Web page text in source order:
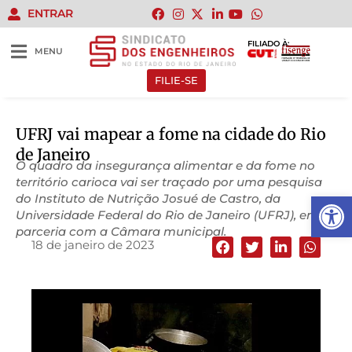
Abrir
ENTRAR
MENU
FILIADO À:
FILIE-SE
UFRJ vai mapear a fome na cidade do Rio
de Janeiro
O quadro da insegurança alimentar e da fome no
território carioca vai ser traçado por uma pesquisa
do Instituto de Nutrição Josué de Castro, da
Universidade Federal do Rio de Janeiro (UFRJ), em
parceria com a Câmara municipal.
18 de janeiro de 2023